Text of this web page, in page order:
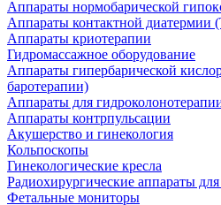
Аппараты нормобарической
Аппараты контактной диатермии
Аппараты криотерапии
Гидромассажное оборудование
Аппараты гипербарической
баротерапии)
Аппараты для
Аппараты контрпульсации
Акушерство и гинекология
Кольпоскопы
Гинекологические кресла
Радиохирургические аппараты
Фетальные мониторы